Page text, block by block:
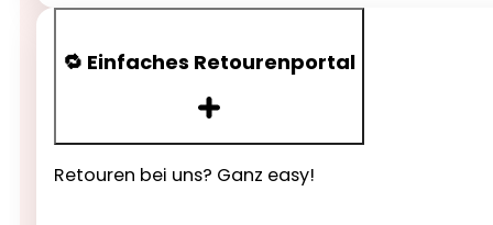
🔁 Einfaches Retourenportal
Retouren bei uns? Ganz easy!